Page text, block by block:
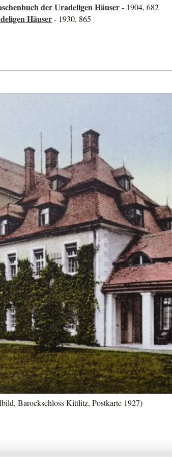
der Uradeligen Häuser- 1904, 682
Häuser- 1930, 865
Barockschloss Kittlitz, Postkarte 1927)